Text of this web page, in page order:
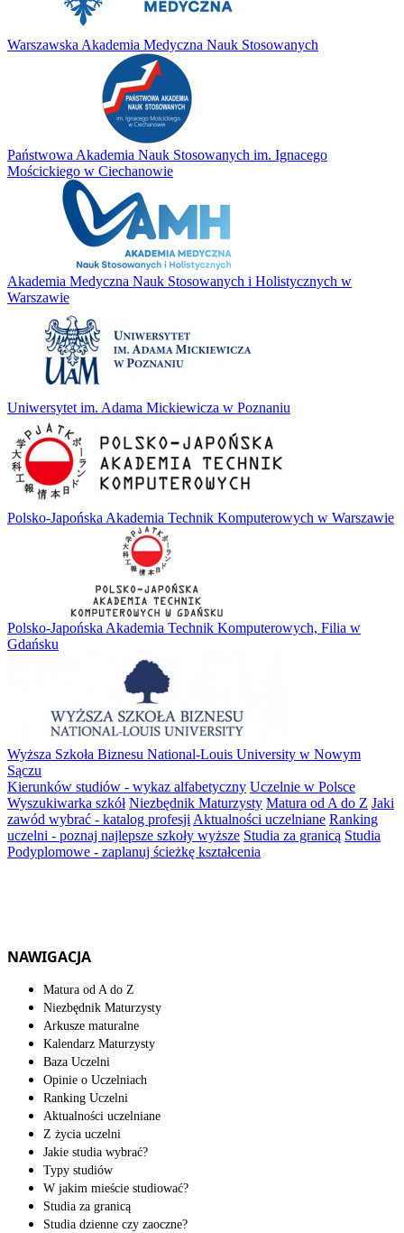
Warszawska Akademia Medyczna Nauk Stosowanych
Państwowa Akademia Nauk Stosowanych im. Ignacego
Mościckiego w Ciechanowie
Akademia Medyczna Nauk Stosowanych i Holistycznych w
Warszawie
Uniwersytet im. Adama Mickiewicza w Poznaniu
Polsko-Japońska Akademia Technik Komputerowych w Warszawie
Polsko-Japońska Akademia Technik Komputerowych, Filia w
Gdańsku
Wyższa Szkoła Biznesu National-Louis University w Nowym
Sączu
Kierunków studiów - wykaz alfabetyczny Uczelnie w Polsce
Wyszukiwarka szkół Niezbędnik Maturzysty Matura od A do Z Jaki
zawód wybrać - katalog profesji Aktualności uczelniane Ranking
uczelni - poznaj najlepsze szkoły wyższe Studia za granicą Studia
Podyplomowe - zaplanuj ścieżkę kształcenia
NAWIGACJA
Matura od A do Z
Niezbędnik Maturzysty
Arkusze maturalne
Kalendarz Maturzysty
Baza Uczelni
Opinie o Uczelniach
Ranking Uczelni
Aktualności uczelniane
Z życia uczelni
Jakie studia wybrać?
Typy studiów
W jakim mieście studiować?
Studia za granicą
Studia dzienne czy zaoczne?